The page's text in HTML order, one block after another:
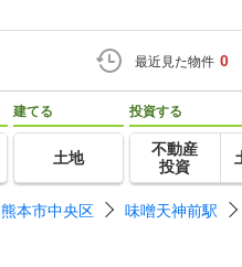
最近見た物件 0
建てる
土地
投資する
不動産
投資
熊本市中央区 味噌天神前駅